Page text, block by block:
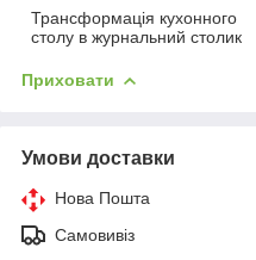
Трансформація кухонного
столу в журнальний столик
Приховати
Умови доставки
Нова Пошта
Самовивіз